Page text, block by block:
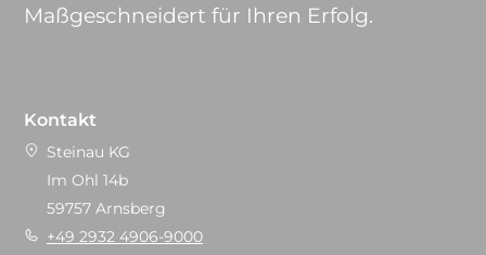
Maßgeschneidert für Ihren Erfolg.
Kontakt
Steinau KG
Im Ohl 14b
59757 Arnsberg
+49 2932 4906-9000